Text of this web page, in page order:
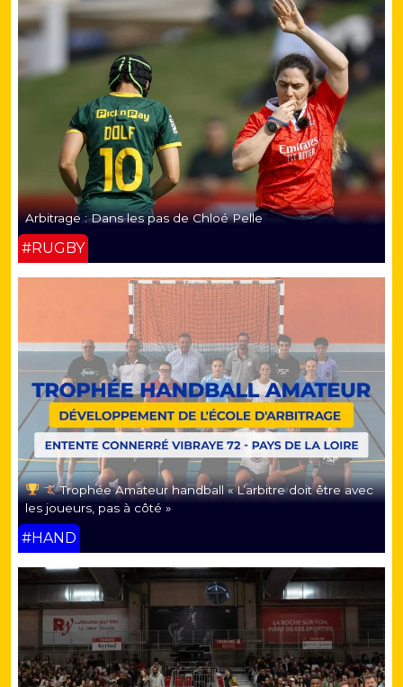
Arbitrage : Dans les pas de Chloé Pelle
#RUGBY
Trophée Amateur handball « L’arbitre doit être avec
les joueurs, pas à côté »
#HAND